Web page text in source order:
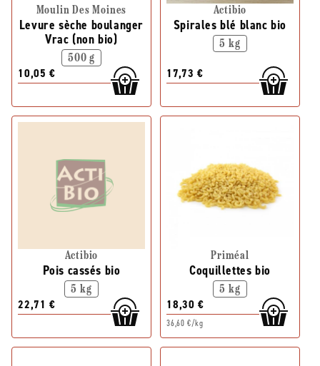
Moulin Des Moines
Levure sèche boulanger
Vrac (non bio)
500 g
10,05 €
Actibio
Spirales blé blanc bio
5 kg
17,73 €
Actibio
Pois cassés bio
5 kg
22,71 €
Priméal
Coquillettes bio
5 kg
18,30 €
36,60 €/kg